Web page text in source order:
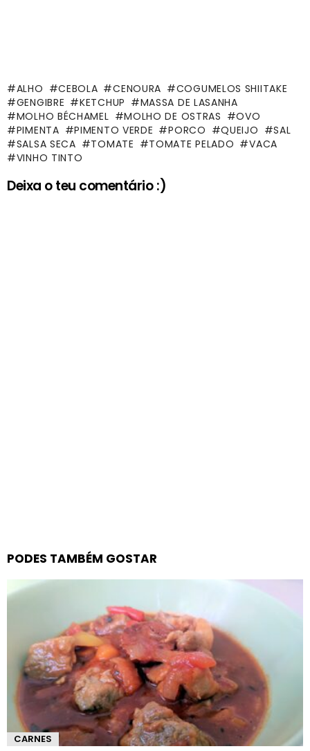
ALHO CEBOLA CENOURA
COGUMELOS SHIITAKE
GENGIBRE
KETCHUP
MASSA DE LASANHA
MOLHO BÉCHAMEL
MOLHO DE OSTRAS
OVO
PIMENTA
PIMENTO VERDE PORCO QUEIJO
SAL
SALSA SECA
TOMATE TOMATE PELADO
VACA
VINHO TINTO
Deixa o teu comentário :)
PODES TAMBÉM GOSTAR
CARNES